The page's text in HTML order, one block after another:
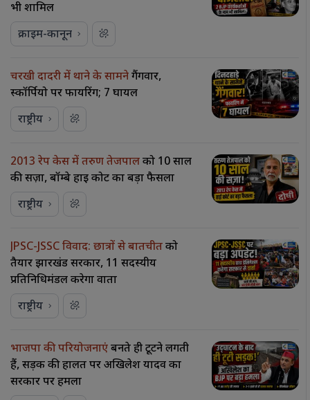
भी शामिल
क्राइम-कानून
चरखी दादरी में थाने के सामनेगैंगवार,
स्कॉर्पियो पर फायरिंग; 7 घायल
राष्ट्रीय
2013 रेप केस में तरुण तेजपालको 10 साल
की सज़ा, बॉम्बे हाई कोर्ट का बड़ा फैसला
राष्ट्रीय
JPSC-JSSC विवाद: छात्रों से बातचीतको
तैयार झारखंड सरकार, 11 सदस्यीय
प्रतिनिधिमंडल करेगा वार्ता
राष्ट्रीय
भाजपा की परियोजनाएंबनते ही टूटने लगती
हैं, सड़क की हालत पर अखिलेश यादव का
सरकार पर हमला